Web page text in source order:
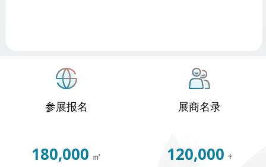
参展报名 展商名录
180,000 ㎡
120,000 +